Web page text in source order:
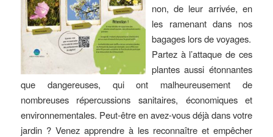
non, de leur arrivée, en
les ramenant dans nos
bagages lors de voyages.
Partez à l’attaque de ces
plantes aussi étonnantes
que dangereuses, qui ont malheureusement de
nombreuses répercussions sanitaires, économiques et
environnementales. Peut-être en avez-vous déjà dans votre
jardin ? Venez apprendre à les reconnaître et empêcher